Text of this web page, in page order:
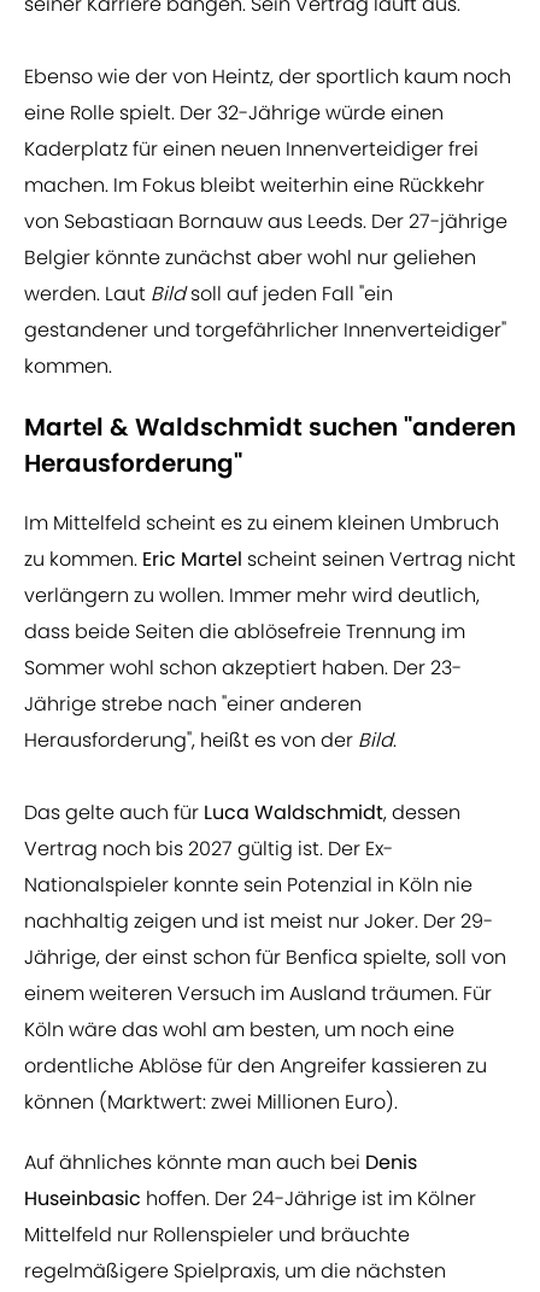
Ebenso wie der von Heintz, der sportlich kaum noch
eine Rolle spielt. Der 32-Jährige würde einen
Kaderplatz für einen neuen Innenverteidiger frei
machen. Im Fokus bleibt weiterhin eine Rückkehr
von Sebastiaan Bornauw aus Leeds. Der 27-jährige
Belgier könnte zunächst aber wohl nur geliehen
werden. Laut Bildsoll auf jeden Fall "ein
gestandener und torgefährlicher Innenverteidiger"
kommen.
Martel & Waldschmidt suchen "anderen
Herausforderung"
Im Mittelfeld scheint es zu einem kleinen Umbruch
zu kommen. Eric Martel scheint seinen Vertrag nicht
verlängern zu wollen. Immer mehr wird deutlich,
dass beide Seiten die ablösefreie Trennung im
Sommer wohl schon akzeptiert haben. Der 23-
Jährige strebe nach "einer anderen
Herausforderung", heißt es von der Bild.
Das gelte auch für Luca Waldschmidt, dessen
Vertrag noch bis 2027 gültig ist. Der Ex-
Nationalspieler konnte sein Potenzial in Köln nie
nachhaltig zeigen und ist meist nur Joker. Der 29-
Jährige, der einst schon für Benfica spielte, soll von
einem weiteren Versuch im Ausland träumen. Für
Köln wäre das wohl am besten, um noch eine
ordentliche Ablöse für den Angreifer kassieren zu
können (Marktwert: zwei Millionen Euro).
Auf ähnliches könnte man auch bei Denis
Huseinbasic hoffen. Der 24-Jährige ist im Kölner
Mittelfeld nur Rollenspieler und bräuchte
regelmäßigere Spielpraxis, um die nächsten